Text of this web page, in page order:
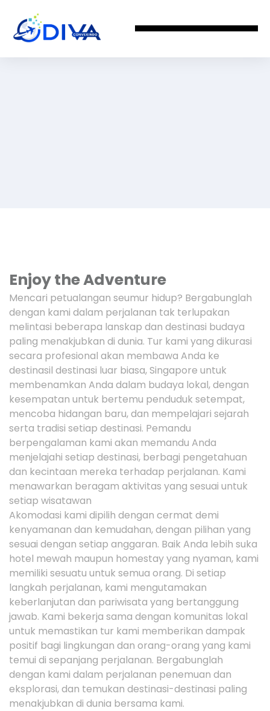
Enjoy the Adventure
Mencari petualangan seumur hidup? Bergabunglah
dengan kami dalam perjalanan tak terlupakan
melintasi beberapa lanskap dan destinasi budaya
paling menakjubkan di dunia. Tur kami yang dikurasi
secara profesional akan membawa Anda ke
destinasil destinasi luar biasa, Singapore untuk
membenamkan Anda dalam budaya lokal, dengan
kesempatan untuk bertemu penduduk setempat,
mencoba hidangan baru, dan mempelajari sejarah
serta tradisi setiap destinasi. Pemandu
berpengalaman kami akan memandu Anda
menjelajahi setiap destinasi, berbagi pengetahuan
dan kecintaan mereka terhadap perjalanan. Kami
menawarkan beragam aktivitas yang sesuai untuk
setiap wisatawan
Akomodasi kami dipilih dengan cermat demi
kenyamanan dan kemudahan, dengan pilihan yang
sesuai dengan setiap anggaran. Baik Anda lebih suka
hotel mewah maupun homestay yang nyaman, kami
memiliki sesuatu untuk semua orang. Di setiap
langkah perjalanan, kami mengutamakan
keberlanjutan dan pariwisata yang bertanggung
jawab. Kami bekerja sama dengan komunitas lokal
untuk memastikan tur kami memberikan dampak
positif bagi lingkungan dan orang-orang yang kami
temui di sepanjang perjalanan. Bergabunglah
dengan kami dalam perjalanan penemuan dan
eksplorasi, dan temukan destinasi-destinasi paling
menakjubkan di dunia bersama kami.